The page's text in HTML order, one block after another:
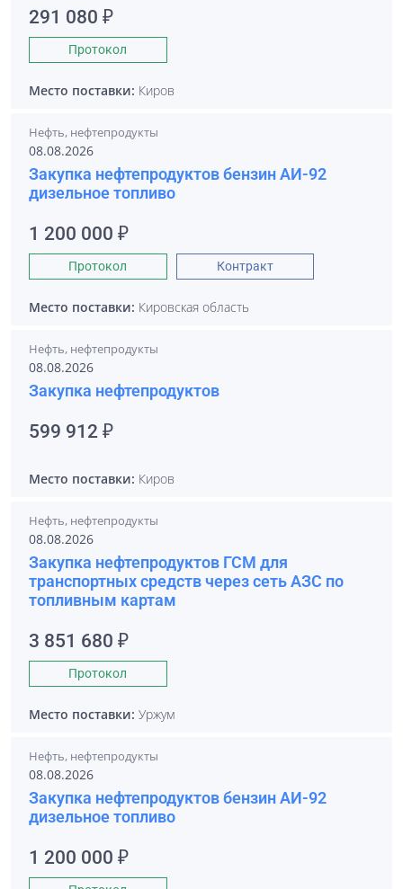
291 080 ₽
Протокол
Место поставки: Киров
Нефть, нефтепродукты
08.08.2026
Закупка нефтепродуктов бензин АИ-92
дизельное топливо
1 200 000 ₽
Протокол Контракт
Место поставки: Кировская область
Нефть, нефтепродукты
08.08.2026
Закупка нефтепродуктов
599 912 ₽
Место поставки: Киров
Нефть, нефтепродукты
08.08.2026
Закупка нефтепродуктов ГСМ для
транспортных средств через сеть АЗС по
топливным картам
3 851 680 ₽
Протокол
Место поставки: Уржум
Нефть, нефтепродукты
08.08.2026
Закупка нефтепродуктов бензин АИ-92
дизельное топливо
1 200 000 ₽